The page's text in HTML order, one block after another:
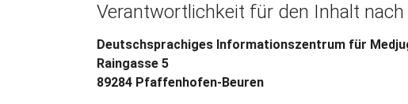
Verantwortlichkeit für den Inhalt nach
Deutschsprachiges Informationszentrum für
Raingasse 5
89284 Pfaffenhofen-Beuren